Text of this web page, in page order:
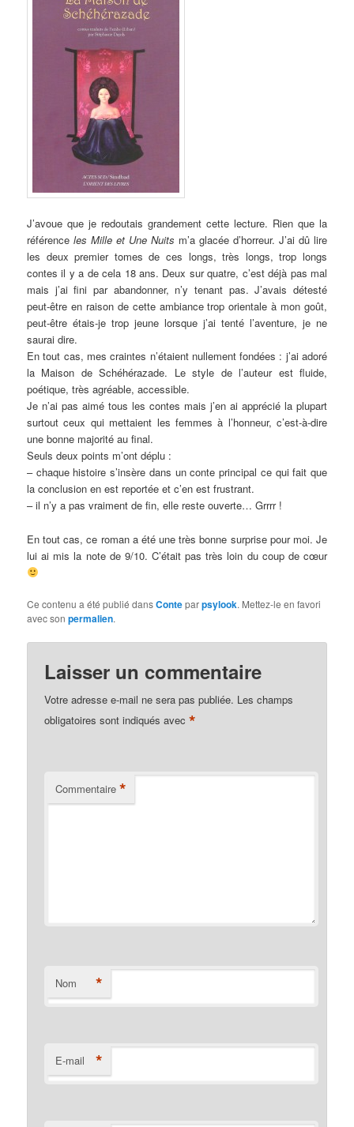
J’avoue que je redoutais grandement cette lecture. Rien que la
référenceles Mille et Une Nuits m’a glacée d’horreur. J’ai dû lire
les deux premier tomes de ces longs, très longs, trop longs
contes il y a de cela 18 ans. Deux sur quatre, c’est déjà pas mal
mais j’ai fini par abandonner, n’y tenant pas. J’avais détesté
peut-être en raison de cette ambiance trop orientale à mon goût,
peut-être étais-je trop jeune lorsque j’ai tenté l’aventure, je ne
saurai dire.
En tout cas, mes craintes n’étaient nullement fondées : j’ai adoré
la Maison de Schéhérazade. Le style de l’auteur est fluide,
poétique, très agréable, accessible.
Je n’ai pas aimé tous les contes mais j’en ai apprécié la plupart
surtout ceux qui mettaient les femmes à l’honneur, c’est-à-dire
une bonne majorité au final.
Seuls deux points m’ont déplu :
– chaque histoire s’insère dans un conte principal ce qui fait que
la conclusion en est reportée et c’en est frustrant.
– il n’y a pas vraiment de fin, elle reste ouverte… Grrrr !
En tout cas, ce roman a été une très bonne surprise pour moi. Je
lui ai mis la note de 9/10. C’était pas très loin du coup de cœur
Ce contenu a été publié dansConteparpsylook. Mettez-le en favori
avec sonpermalien.
Laisser un commentaire
Votre adresse e-mail ne sera pas publiée. Les champs
obligatoires sont indiqués avec*
Commentaire *
Nom *
E-mail *